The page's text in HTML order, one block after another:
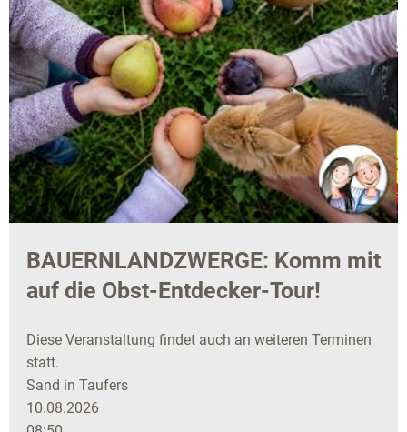
BAUERNLANDZWERGE: Komm mit
auf die Obst-Entdecker-Tour!
Diese Veranstaltung findet auch an weiteren Terminen
statt.
Sand in Taufers
10.08.2026